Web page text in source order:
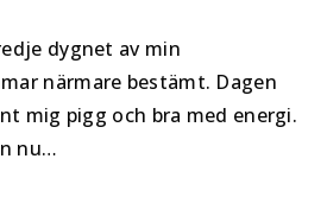
dygnet av min
närmare bestämt. Dagen
mig pigg och bra med energi.
nu…